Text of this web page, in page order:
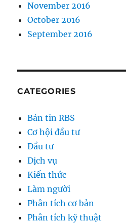
November 2016
October 2016
September 2016
CATEGORIES
Bản tin RBS
Cơ hội đầu tư
Đầu tư
Dịch vụ
Kiến thức
Làm người
Phân tích cơ bản
Phân tích kỹ thuật